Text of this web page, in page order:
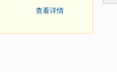
查看详情